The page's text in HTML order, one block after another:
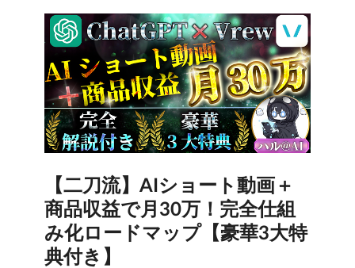
【二刀流】AIショート動画＋
商品収益で月30万！完全仕組
み化ロードマップ【豪華3大特
典付き】